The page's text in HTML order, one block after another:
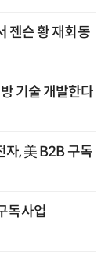
젠슨 황 재회동
기술 개발한다
, 美 B2B 구독
독사업